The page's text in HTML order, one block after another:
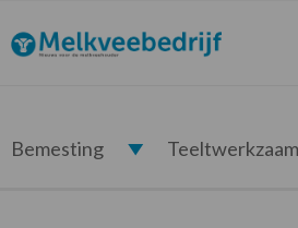
de
hoofdnavigatie
de
hoofd
de
eerste
de
voettekst
Melkveebedrijf.nl
Bemesting